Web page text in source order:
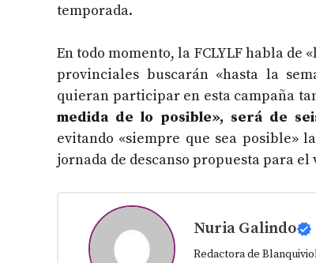
temporada.
En todo momento, la FCLYLF habla de
provinciales buscarán «hasta la
quieran participar en esta campaña
medida de lo posible», será de
evitando «siempre que sea posible»
jornada de descanso propuesta para
Nuria Galindo
Redactora de